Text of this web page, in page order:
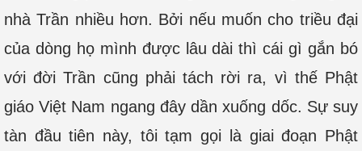
nhà Trần nhiều hơn. Bởi nếu muốn cho triều đại
của dòng họ mình được lâu dài thì cái gì gắn bó
với đời Trần cũng phải tách rời ra, vì thế Phật
giáo Việt Nam ngang đây dần xuống dốc. Sự suy
tàn đầu tiên này, tôi tạm gọi là giai đoạn Phật